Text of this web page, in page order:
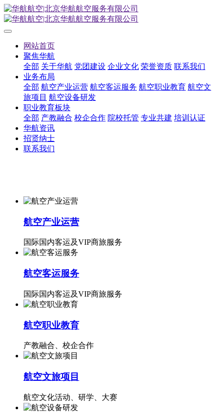
网站首页
聚焦华航
全部 关于华航 党团建设 企业文化 荣誉资质 联系我们
业务布局
全部 航空产业运营 航空客运服务 航空职业教育 航空文
旅项目 航空设备研发
职业教育板块
全部 产教融合 校企合作 院校托管 专业共建 培训认证
华航资讯
招贤纳士
联系我们
航空产业运营
国际国内客运及VIP商旅服务
航空客运服务
国际国内客运及VIP商旅服务
航空职业教育
产教融合、校企合作
航空文旅项目
航空文化活动、研学、大赛